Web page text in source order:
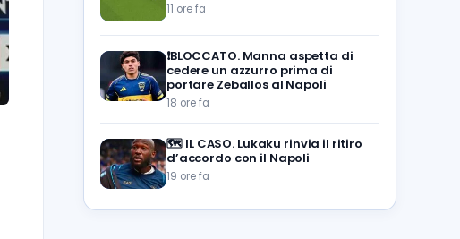
11 ore fa
❗️BLOCCATO. Manna aspetta di
cedere un azzurro prima di
portare Zeballos al Napoli
18 ore fa
🗺️ IL CASO. Lukaku rinvia il ritiro
d’accordo con il Napoli
19 ore fa